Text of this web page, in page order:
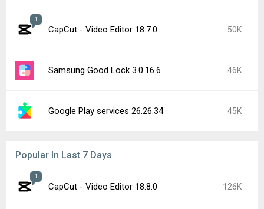
1
CapCut - Video Editor 18.7.0 50K
Samsung Good Lock 3.0.16.6 46K
Google Play services 26.26.34 45K
Popular In Last 7 Days
1
CapCut - Video Editor 18.8.0 126K